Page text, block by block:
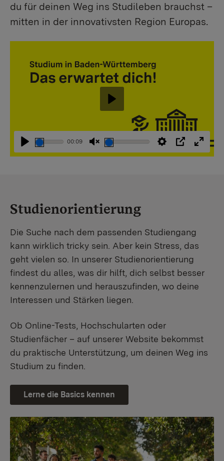
du für deinen Weg ins Studileben brauchst –
mitten in der innovativsten Region Europas.
Abspielen
00:09
StummschaltungEinstellungen
PIP
Abspielen
Studienorientierung
Die Suche nach dem passenden Studiengang
kann wirklich tricky sein. Aber kein Stress, das
geht vielen so. In unserer Studienorientierung
findest du alles, was dir hilft, dich selbst besser
kennenzulernen und herauszufinden, wo deine
Interessen und Stärken liegen.
Ob Online-Tests, Hochschularten oder
Studienfächer – auf unserer Website bekommst
du praktische Unterstützung, um deinen Weg ins
Studium zu finden.
Lerne die Basics kennen